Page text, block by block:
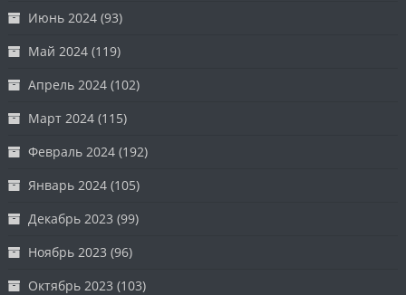
Июнь 2024 (93)
Май 2024 (119)
Апрель 2024 (102)
Март 2024 (115)
Февраль 2024 (192)
Январь 2024 (105)
Декабрь 2023 (99)
Ноябрь 2023 (96)
Октябрь 2023 (103)